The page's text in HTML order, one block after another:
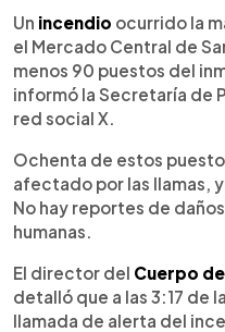
Escuchar
Un incendio ocurrido la
el Mercado Central de
menos 90 puestos del
informó la Secretaría de
red social X.
Ochenta de estos
afectado por las llamas,
No hay reportes de
humanas.
El director del Cuerpo
detalló que a las 3:17 de
llamada de alerta del